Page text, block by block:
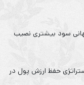
سود بیشتری نصیب
۹۹۹ بهترین استراتژی حفظ ارزش پول در